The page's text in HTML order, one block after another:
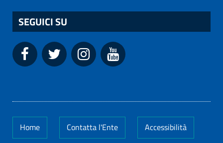
SEGUICI SU
Home Contatta l'Ente Accessibilità